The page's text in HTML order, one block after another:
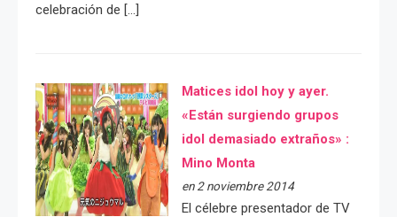
celebración de […]
Matices idol hoy y ayer.
«Están surgiendo grupos
idol demasiado extraños» :
Mino Monta
en 2 noviembre 2014
El célebre presentador de TV